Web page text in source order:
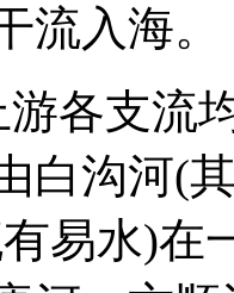
流入海。
各支流
白沟河(
易水)在